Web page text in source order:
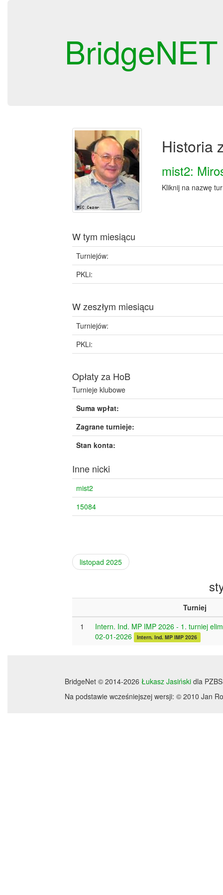
BridgeNET
Historia
mist2:
Kliknij na nazwę
W tym miesiącu
Turniejów:
PKLi:
W zeszłym miesiącu
Turniejów:
PKLi:
Opłaty za HoB
Turnieje klubowe
Suma wpłat:
Zagrane turnieje:
Stan konta:
Inne nicki
mist2
15084
listopad 2025
Turniej
1
Intern. Ind. MP IMP 2026 - 1. turniej
02-01-2026
Intern. Ind. MP IMP 2026
BridgeNet © 2014-2026 Łukasz Jasiński dla PZBS
Na podstawie wcześniejszej wersji: © 2010 Jan